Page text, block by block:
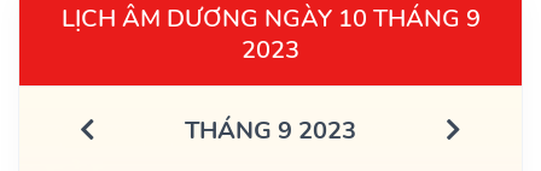
LỊCH ÂM DƯƠNG NGÀY 10 THÁNG 9
2023
THÁNG 9 2023